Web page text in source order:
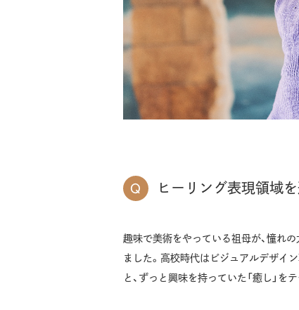
ヒーリング表現領域
趣味で美術をやっている祖母が、憧れ
ました。高校時代はビジュアルデザイ
と、ずっと興味を持っていた「癒し」を